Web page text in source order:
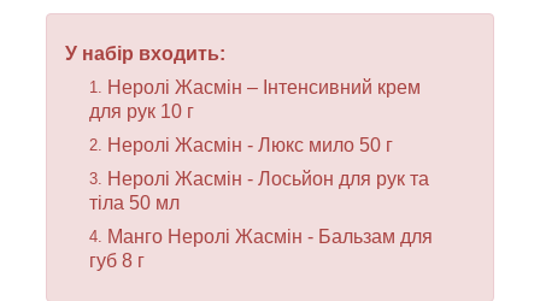
У набір входить:
Неролі Жасмін – Інтенсивний крем
для рук 10 г
Неролі Жасмін - Люкс мило 50 г
Неролі Жасмін - Лосьйон для рук та
тіла 50 мл
Манго Неролі Жасмін - Бальзам для
губ 8 г